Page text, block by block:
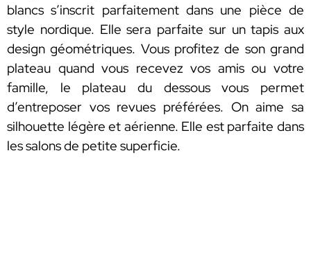
blancs s’inscrit parfaitement dans une pièce de
style nordique. Elle sera parfaite sur un tapis aux
design géométriques. Vous profitez de son grand
plateau quand vous recevez vos amis ou votre
famille, le plateau du dessous vous permet
d’entreposer vos revues préférées. On aime sa
silhouette légère et aérienne. Elle est parfaite dans
les salons de petite superficie.